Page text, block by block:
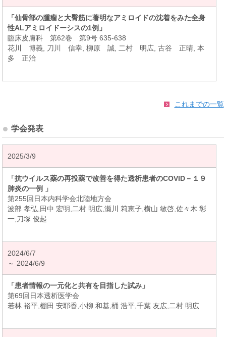
「仙骨部の腫瘤と大臀筋に著明なアミロイドの沈着をみた全身
性ALアミロイドーシスの1例」
臨床皮膚科 第62巻 第9号 635-638
花川 博義, 刀川 信幸, 柳原 誠, 二村 明広, 古谷 正晴, 本
多 正治
これまでの一覧
学会発表
2025/3/9
「抗ウイルス薬の再投薬で改善を得た透析患者のCOVID－１９
肺炎の一例 」
第255回日本内科学会北陸地方会
波部 孝弘,田中 宏明,二村 明広,瀬川 莉恵子,横山 敏啓,佐々木 彰
一,刀塚 俊起
2024/6/7
～ 2024/6/9
「患者情報の一元化と共有を目指した試み」
第69回日本透析医学会
若林 裕平,棚田 安耶香,小柳 和基,桶 浩平,千葉 友広,二村 明広